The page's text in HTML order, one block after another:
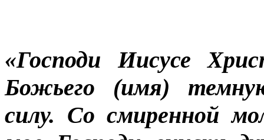
«Господи Иисусе
Божьего (имя)
силу. Со смиренной